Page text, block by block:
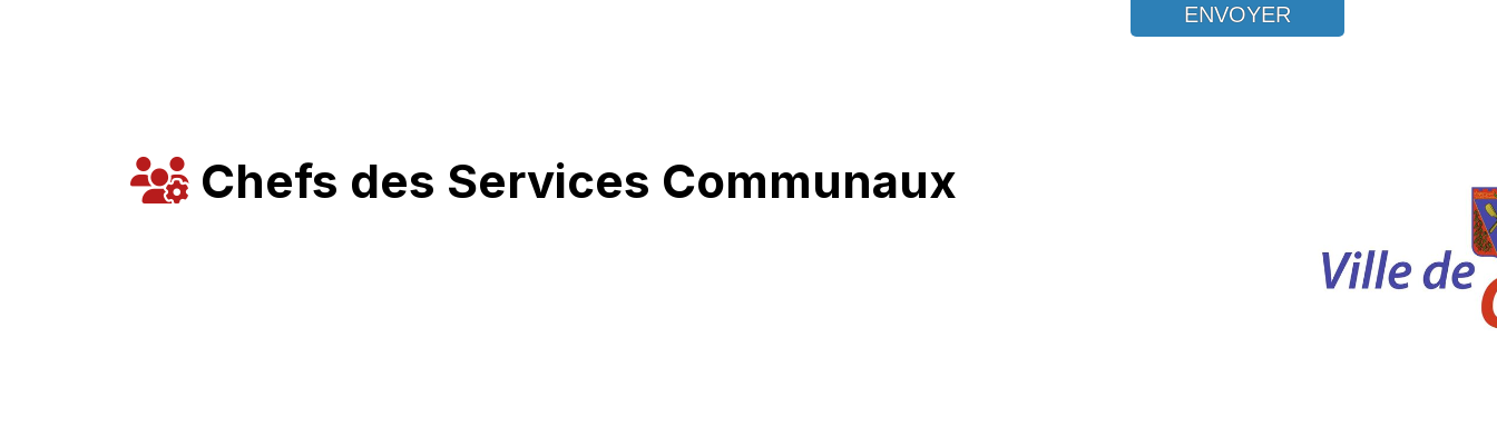
ENVOYER
Chefs des Services Communaux